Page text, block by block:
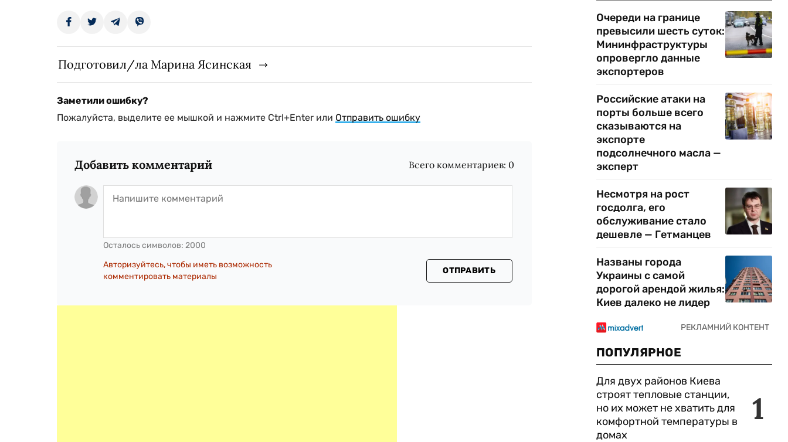
Подготовил/ла Марина Ясинская
Заметили ошибку?
Пожалуйста, выделите ее мышкой и нажмите Ctrl+Enter или Отправить ошибку
Добавить комментарий Всего комментариев: 0
Осталось символов: 2000
Авторизуйтесь, чтобы иметь возможность
комментировать материалы
ОТПРАВИТЬ
Очереди на границе
превысили шесть суток:
Мининфраструктуры
опровергло данные
экспортеров
Российские атаки на
порты больше всего
сказываются на
экспорте
подсолнечного масла —
эксперт
Несмотря на рост
госдолга, его
обслуживание стало
дешевле — Гетманцев
Названы города
Украины с самой
дорогой арендой жилья:
Киев далеко не лидер
ПОПУЛЯРНОЕ
1
Для двух районов Киева
строят тепловые станции,
но их может не хватить для
комфортной температуры в
домах